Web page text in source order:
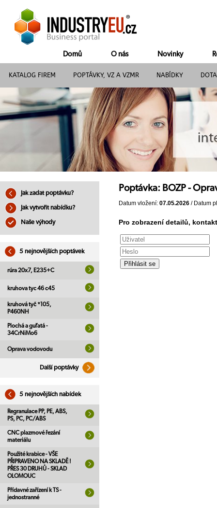
Domů O nás Novinky
KATALOG FIREM POPTÁVKY, VZ A VZMR NABÍDKY
Jak zadat poptávku?
Jak vytvořit nabídku?
Naše výhody
5 nejnovějších poptávek
rúra 20x7, E235+C
kruhova tyc 46 c45
kruhová tyč *105,
P460NH
Plochá a guľatá -
34CrNiMo6
Oprava vodovodu
Další poptávky
5 nejnovějších nabídek
Regranulace PP, PE, ABS,
PS, PC, PC/ABS
CNC plazmové řezání
materiálu
Použité krabice - VŠE
PŘIPRAVENO NA SKLADĚ !
PŘES 30 DRUHŮ - SKLAD
OLOMOUC
Přídavné zařízení k TS -
jednostranné
Poptávka: BOZP -
Datum vložení: 07.05.2026 / Datum
Pro zobrazení detailů,